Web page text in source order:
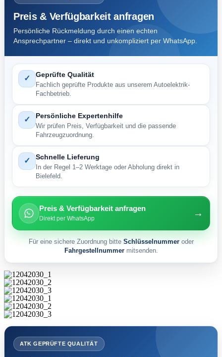
Menge
Preis & Verfügbarkeit anfragen
Persönliche Rückmeldung durch einen echten
Ansprechpartner – direkt und unkompliziert per WhatsApp.
✓ Geprüfte Qualität
Fachlich geprüfte Produkte aus unserem Autoelektrik-
Fachbetrieb.
✓ Persönliche Expertenhilfe
Wir prüfen Preis, Verfügbarkeit und die passende
Fahrzeugzuordnung.
✓ Schnelle Lieferung
In der Regel 1–2 Werktage oder Abholung direkt in
Bielefeld.
Preis & Verfügbarkeit anfragen
Direkt per WhatsApp →
Für eine sichere Zuordnung bitte Schlüsselnummeroder
Fahrgestellnummermitsenden.
ATK GEPRÜFTE QUALITÄT